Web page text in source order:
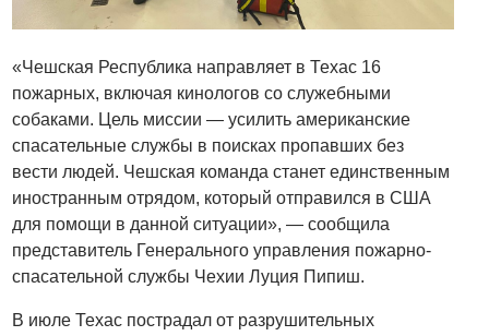
«Чешская Республика направляет в Техас 16
пожарных, включая кинологов со служебными
собаками. Цель миссии — усилить американские
спасательные службы в поисках пропавших без
вести людей. Чешская команда станет единственным
иностранным отрядом, который отправился в США
для помощи в данной ситуации», — сообщила
представитель Генерального управления пожарно-
спасательной службы Чехии Луция Пипиш.
В июле Техас пострадал от разрушительных